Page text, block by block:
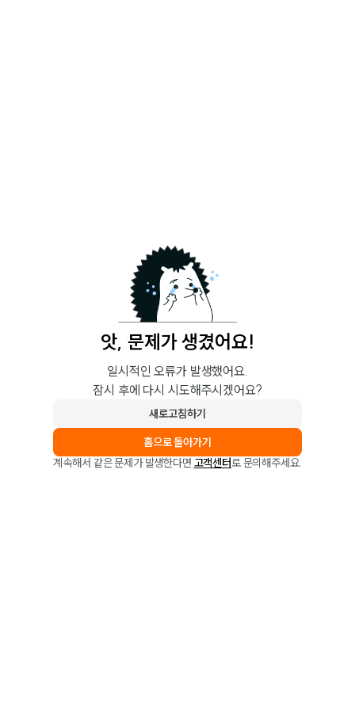
앗, 문제가 생겼어요!
일시적인 오류가 발생했어요.
잠시 후에 다시 시도해주시겠어요?
새로고침하기
홈으로 돌아가기
계속해서 같은 문제가 발생한다면 고객센터로 문의해주세요.